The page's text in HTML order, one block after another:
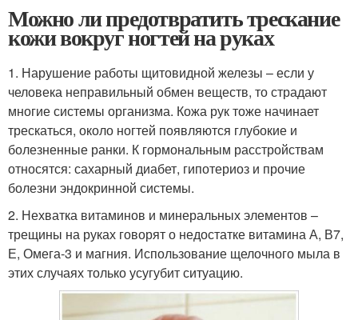
Можно ли предотвратить трескание
кожи вокруг ногтей на руках
1. Нарушение работы щитовидной железы – если у
человека неправильный обмен веществ, то страдают
многие системы организма. Кожа рук тоже начинает
трескаться, около ногтей появляются глубокие и
болезненные ранки. К гормональным расстройствам
относятся: сахарный диабет, гипотериоз и прочие
болезни эндокринной системы.
2. Нехватка витаминов и минеральных элементов –
трещины на руках говорят о недостатке витамина А, В7,
Е, Омега-3 и магния. Использование щелочного мыла в
этих случаях только усугубит ситуацию.